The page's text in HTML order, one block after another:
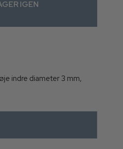
IGEN
indre diameter 3 mm,